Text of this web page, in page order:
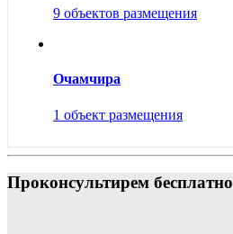
9 объектов размещения
Очамчира
1 объект размещения
Проконсультирем бесплатно